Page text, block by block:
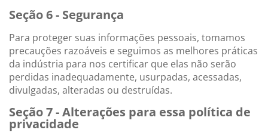
Seção 6 - Segurança
Para proteger suas informações pessoais, tomamos
precauções razoáveis e seguimos as melhores práticas
da indústria para nos certificar que elas não serão
perdidas inadequadamente, usurpadas, acessadas,
divulgadas, alteradas ou destruídas.
Seção 7 - Alterações para essa política de
privacidade